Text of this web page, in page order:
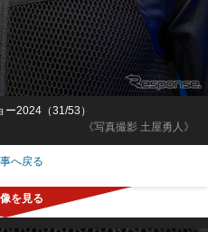
《写真撮影 土屋勇人》
2024（31/53）
へ戻る